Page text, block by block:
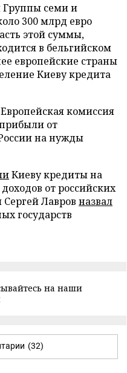
семи и
300 млрд евро
этой суммы,
в бельгийском
европейские страны
Киеву кредита
комиссия
от
на нужды
Киеву кредиты на
от российских
Лавров назвал
государств
на наши
(32)